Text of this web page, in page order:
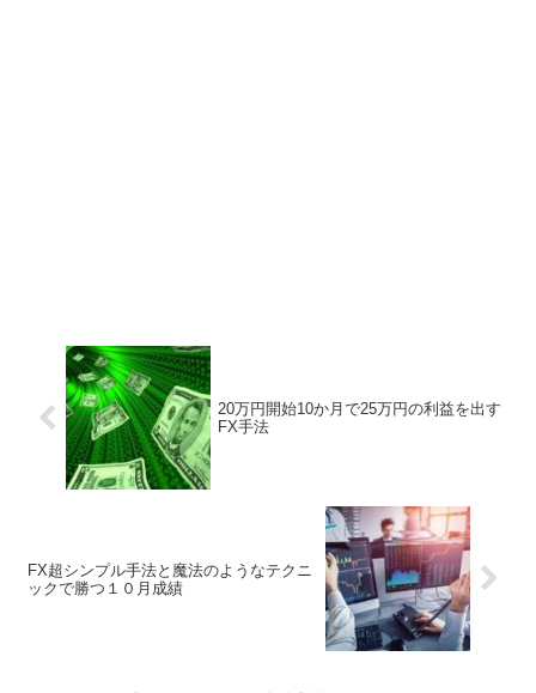
20万円開始10か月で25万円の利益を出す
FX手法
FX超シンプル手法と魔法のようなテクニ
ックで勝つ１０月成績